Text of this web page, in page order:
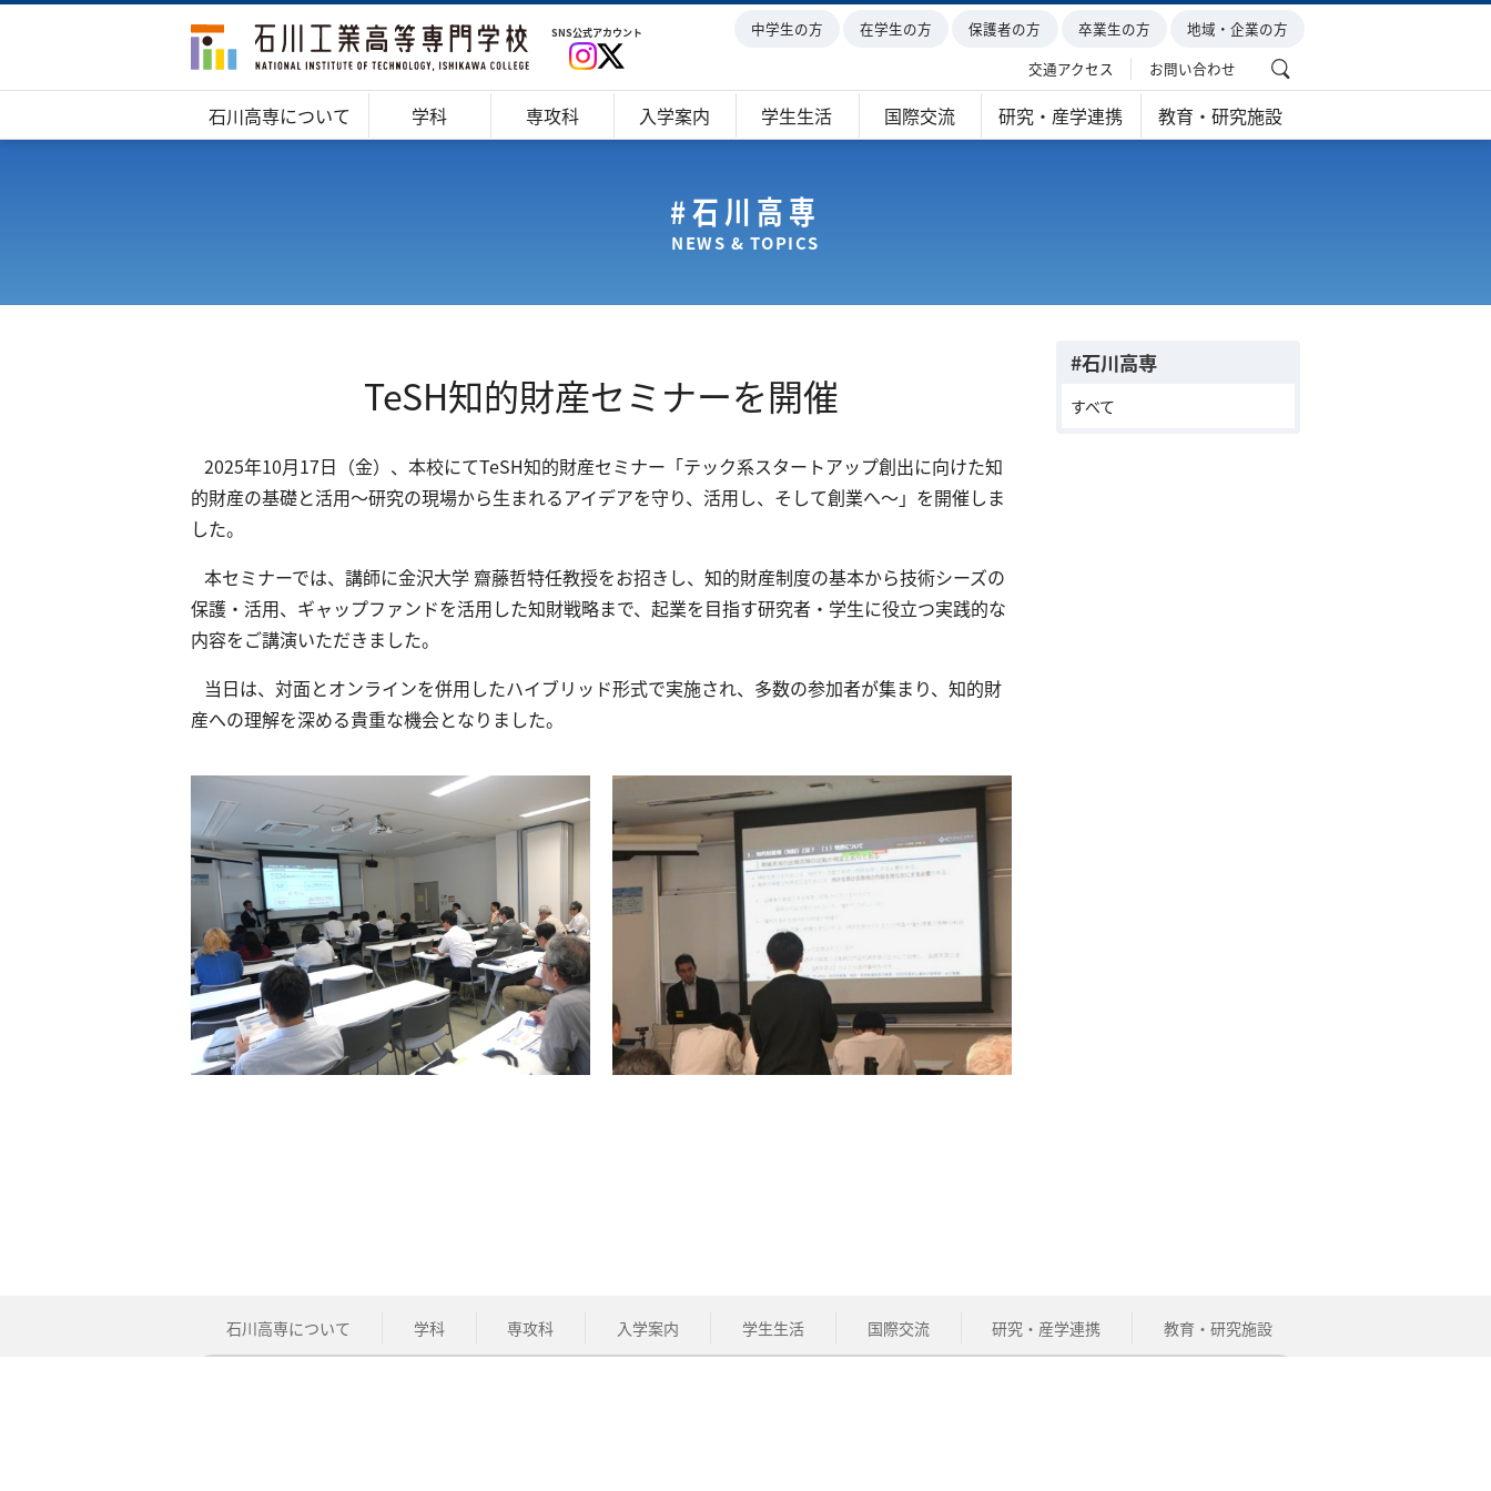
SNS公式アカウント
石川高専について 学科 専攻科 入学案内 学生生活 国際交流 研究・産学連携 教育・研究施設
中学生の方 在学生の方 保護者の方 卒業生の方
地域・企業の方
交通アクセス
お問い合わせ
#石川高専
NEWS & TOPICS
TeSH知的財産セミナーを開催
2025年10月17日（金）、本校にてTeSH知的財産セミナー「テック系スタートアップ創出に向けた知
的財産の基礎と活用～研究の現場から生まれるアイデアを守り、活用し、そして創業へ～」を開催しま
した。
本セミナーでは、講師に金沢大学 齋藤哲特任教授をお招きし、知的財産制度の基本から技術シーズの
保護・活用、ギャップファンドを活用した知財戦略まで、起業を目指す研究者・学生に役立つ実践的な
内容をご講演いただきました。
当日は、対面とオンラインを併用したハイブリッド形式で実施され、多数の参加者が集まり、知的財
産への理解を深める貴重な機会となりました。
#石川高専
すべて
石川高専について 学科 専攻科 入学案内 学生生活 国際交流 研究・産学連携 教育・研究施設